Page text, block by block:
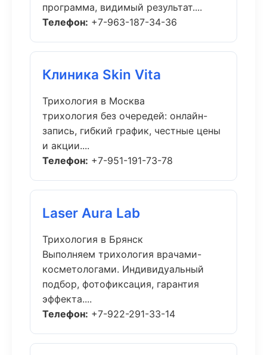
программа, видимый результат....
Телефон: +7-963-187-34-36
Клиника Skin Vita
Трихология в Москва
трихология без очередей: онлайн-
запись, гибкий график, честные цены
и акции....
Телефон: +7-951-191-73-78
Laser Aura Lab
Трихология в Брянск
Выполняем трихология врачами-
косметологами. Индивидуальный
подбор, фотофиксация, гарантия
эффекта....
Телефон: +7-922-291-33-14